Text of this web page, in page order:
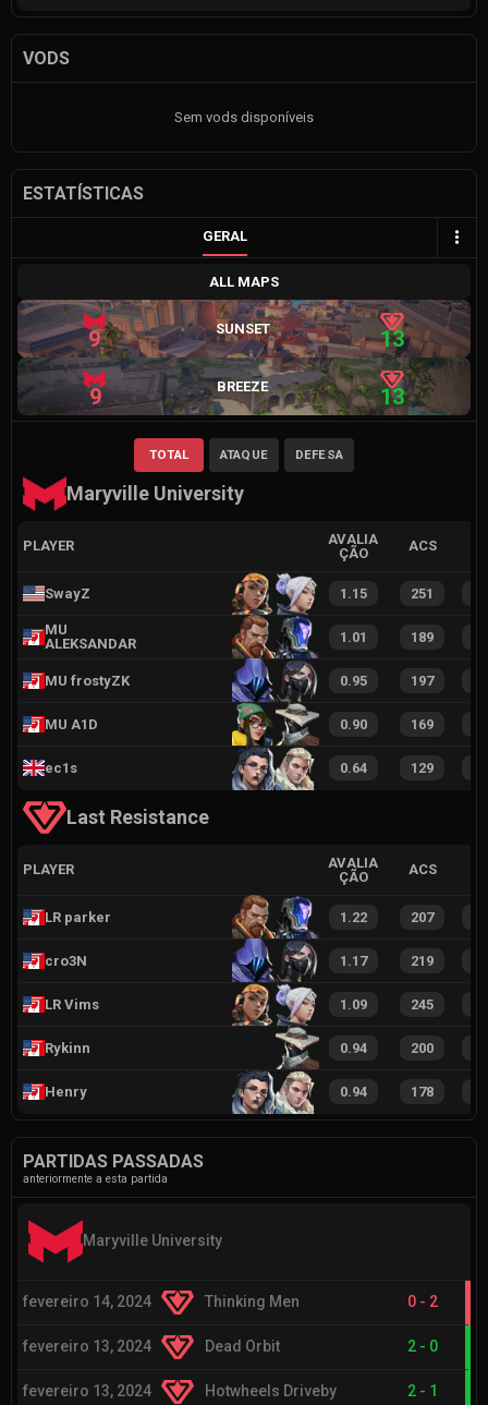
VODS
Sem vods disponíveis
ESTATÍSTICAS
GERAL
ALL MAPS
9 SUNSET 13
9 BREEZE 13
Maryville University
TOTAL ATAQUE DEFESA
PLAYER
AVALIA
ÇÃO
ACS
SwayZ 1.15 251
MU
ALEKSANDAR
1.01 189
MU frostyZK 0.95 197
MU A1D 0.90 169
ec1s 0.64 129
Last Resistance
PLAYER
AVALIA
ÇÃO
ACS
LR parker 1.22 207
cro3N 1.17 219
LR Vims 1.09 245
Rykinn 0.94 200
Henry 0.94 178
PARTIDAS PASSADAS
anteriormente a esta partida
Maryville University
fevereiro 14, 2024 Thinking Men 0 - 2
fevereiro 13, 2024 Dead Orbit 2 - 0
fevereiro 13, 2024 Hotwheels Driveby 2 - 1